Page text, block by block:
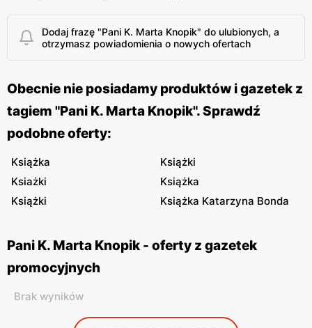
Dodaj frazę "Pani K. Marta Knopik" do ulubionych, a
otrzymasz powiadomienia o nowych ofertach
Obecnie nie posiadamy produktów i gazetek z
tagiem "Pani K. Marta Knopik". Sprawdź
podobne oferty:
Książka
Książki
Ksiażki
Książka
Książki
Książka Katarzyna Bonda
Pani K. Marta Knopik - oferty z gazetek
promocyjnych
Brak wyników